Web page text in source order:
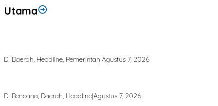
Utama
Di Daerah, Headline, Pemerintah|Agustus 7, 2026
Di Bencana, Daerah, Headline|Agustus 7, 2026